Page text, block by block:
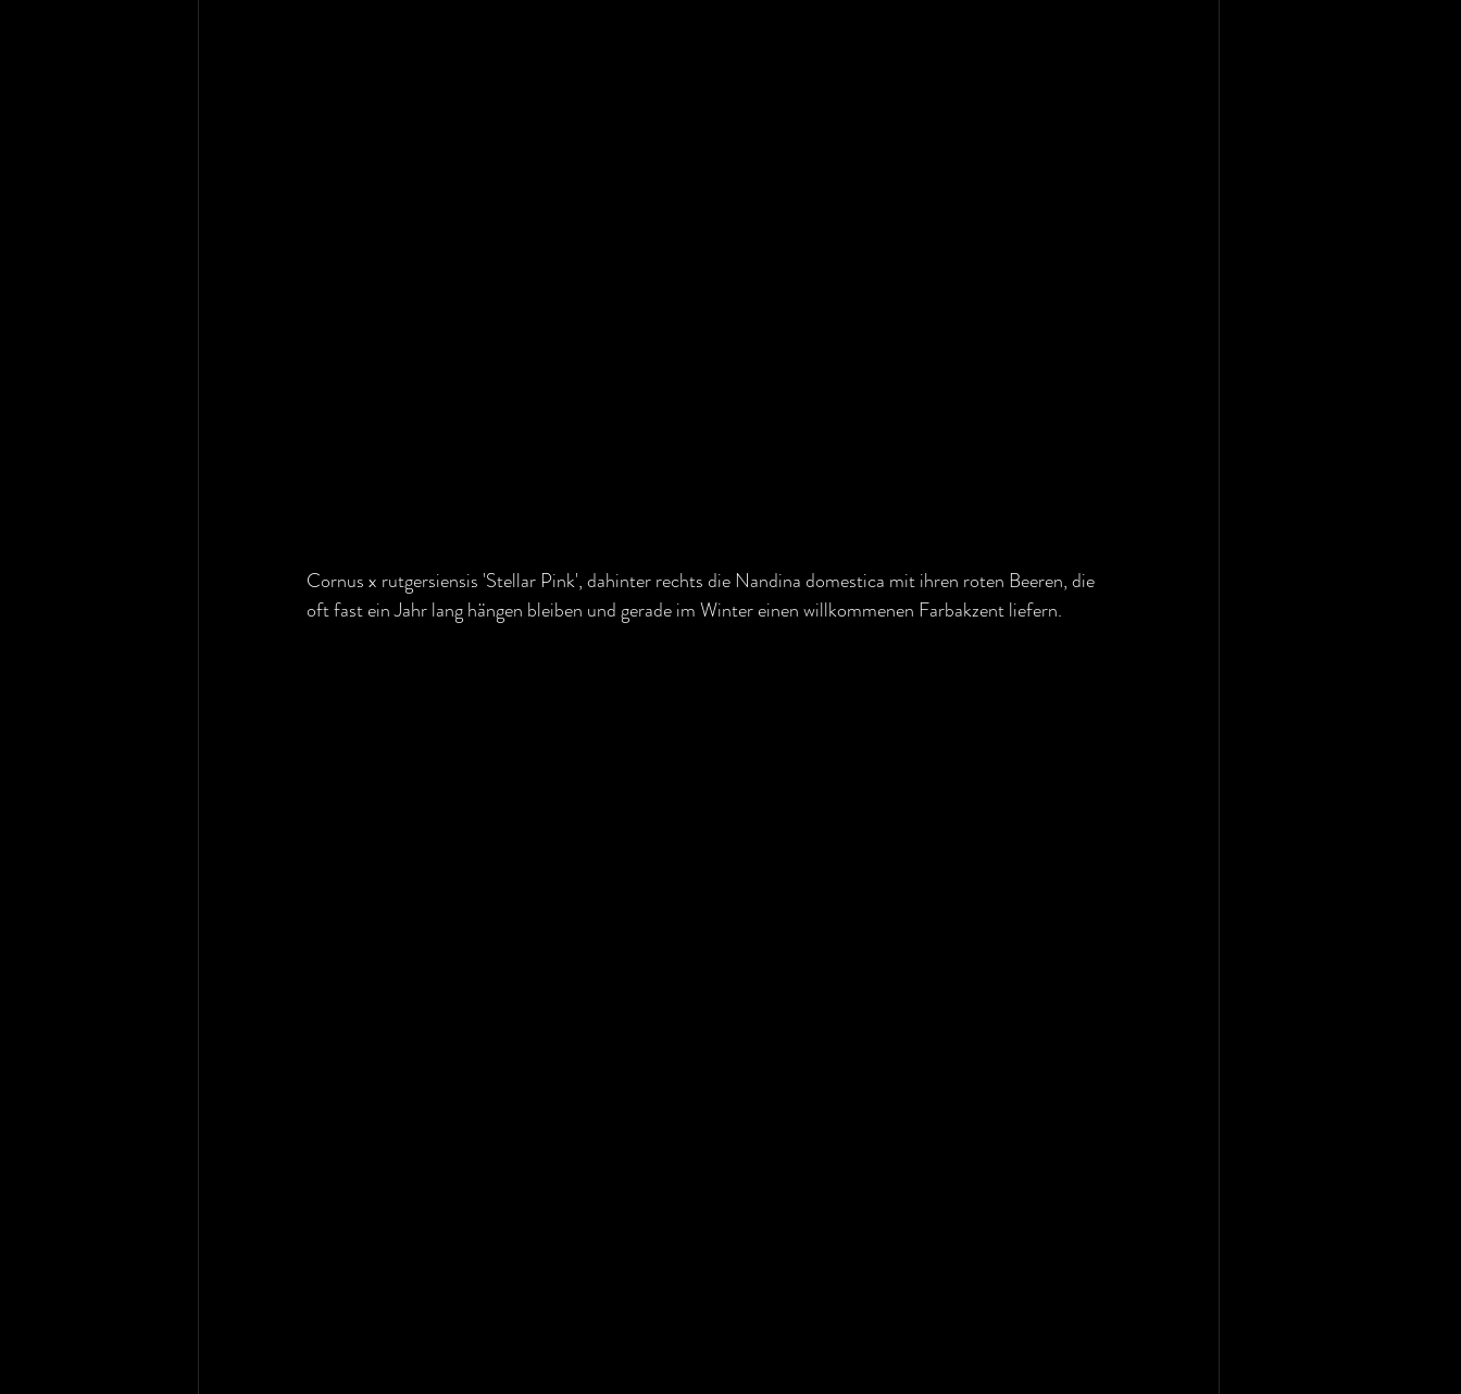
Cornus x rutgersiensis 'Stellar Pink', dahinter rechts die Nandina domestica mit ihren roten Beeren, die
oft fast ein Jahr lang hängen bleiben und gerade im Winter einen willkommenen Farbakzent liefern.